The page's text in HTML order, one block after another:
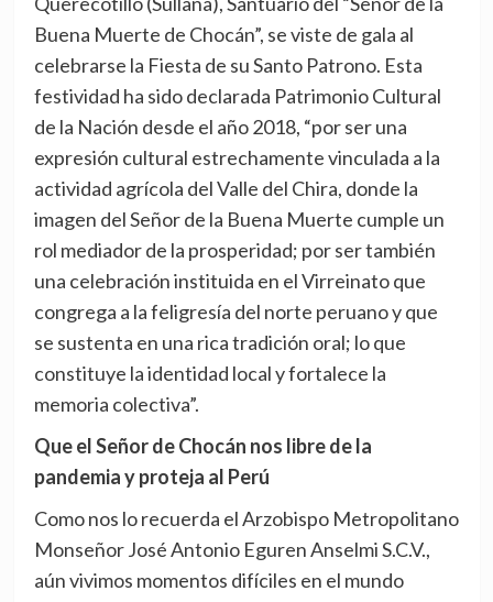
Buena Muerte de Chocán”, se viste de gala al
celebrarse la Fiesta de su Santo Patrono. Esta
festividad ha sido declarada Patrimonio Cultural
de la Nación desde el año 2018, “por ser una
expresión cultural estrechamente vinculada a la
actividad agrícola del Valle del Chira, donde la
imagen del Señor de la Buena Muerte cumple un
rol mediador de la prosperidad; por ser también
una celebración instituida en el Virreinato que
congrega a la feligresía del norte peruano y que
se sustenta en una rica tradición oral; lo que
constituye la identidad local y fortalece la
memoria colectiva”.
Que el Señor de Chocán nos libre de la
pandemia y proteja al Perú
Como nos lo recuerda el Arzobispo Metropolitano
Monseñor José Antonio Eguren Anselmi S.C.V.,
aún vivimos momentos difíciles en el mundo